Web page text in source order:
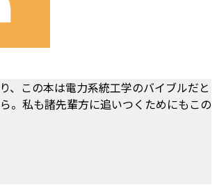
、この本は電力系統工学のバイブルだと
。私も諸先輩方に追いつくためにもこの